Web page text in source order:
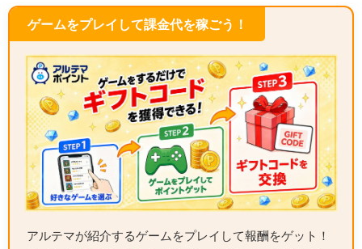
ゲームをプレイして課金代を稼ごう！
アルテマが紹介するゲームをプレイして報酬をゲット！